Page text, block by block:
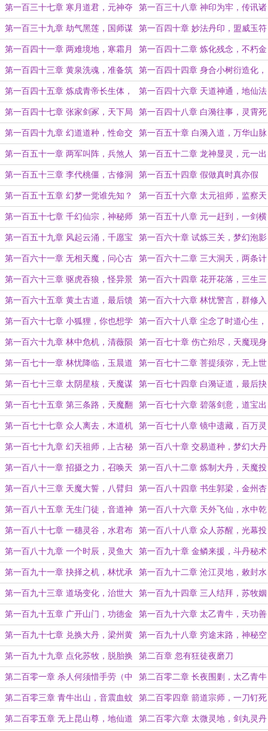
念 手
第一百三十七章 寒月道君，元神夺
舍
第一百三十八章 神印为牢，传讯诸
州
第一百三十九章 劫气黑莲，国师谋
划
第一百四十章 妙法丹印，盟威玉符
第一百四十一章 两难境地，寒霜月
露
第一百四十二章 炼化残念，不朽金
性
第一百四十三章 黄泉洗魂，准备筑
基
第一百四十四章 身合小树衍造化，
一声惊雷辟道机
第一百四十五章 炼成青帝长生体，
筑就无上大道基
第一百四十六章 天道神通，地仙法
门
第一百四十七章 张家剑冢，天下局
势
第一百四十八章 白漪往事，灵霄死
因
第一百四十九章 幻道道种，性命交
修
第一百五十章 白漪入道，万华山脉
第一百五十一章 两军叫阵，兵煞人
傀
第一百五十二章 龙神显灵，元一出
手
第一百五十三章 李代桃僵，古修洞
府
第一百五十四章 假做真时真亦假
第一百五十五章 幻梦一觉谁先知？ 第一百五十六章 太元祖师，监察天
地
第一百五十七章 千幻仙宗，神秘师
姐
第一百五十八章 元一赶到，一剑横
空
第一百五十九章 风起云涌，千愿宝
树
第一百六十章 试炼三关，梦幻泡影
第一百六十一章 无相天魔，问心古
路
第一百六十二章 三大洞天，两条计
策
第一百六十三章 驱虎吞狼，怪异景
象
第一百六十四章 花开花落，三生三
世
第一百六十五章 黄土古道，最后馈
赠
第一百六十六章 林忧警言，群修入
山
第一百六十七章 小狐狸，你也想学
长生之道吗？
第一百六十八章 尘念了时道心生，
抚顶授法因缘成
第一百六十九章 林中危机，清薇陨
落
第一百七十章 伤亡殆尽，天魔现身
第一百七十一章 林忧降临，玉晨道
君？
第一百七十二章 菩提须弥，无上世
尊
第一百七十三章 太阴星核，天魔谋
划
第一百七十四章 白漪证道，最后抉
择
第一百七十五章 第三条路，天魔翻
脸
第一百七十六章 碧落剑意，道宝出
世
第一百七十七章 众人离去，木道机
缘
第一百七十八章 镜中遗藏，百万灵
机
第一百七十九章 幻天祖师，上古秘
辛
第一百八十章 交易道种，梦幻大丹
第一百八十一章 招摄之力，召唤天
魔
第一百八十二章 炼制大丹，天魔投
效
第一百八十三章 天魔大誓，八臂归
服
第一百八十四章 书生郭梁，金州杏
林
第一百八十五章 无生门徒，音道神
通
第一百八十六章 天外飞仙，水中乾
坤
第一百八十七章 一穗灵谷，水君布
置（道友们，求月票！）
第一百八十八章 众人苏醒，光幕投
影
第一百八十九章 一个时辰，灵鱼大
阵
第一百九十章 金鳞来援，斗丹秘术
第一百九十一章 抉择之机，林忧承
诺
第一百九十二章 沧江灵地，敕封水
君（下一章中午前补上）
第一百九十三章 道场变化，治世大
同
第一百九十四章 三人结拜，苏牧姻
缘
第一百九十五章 广开山门，功德金
榜
第一百九十六章 太乙青牛，天功善
德
第一百九十七章 兑换大丹，梁州黄
家
第一百九十八章 穷途末路，神秘空
间
第一百九十九章 点化苏牧，脱胎换
骨
第二百章 忽有狂徒夜磨刀
第二百零一章 杀人何须惜手劳（中
午加更一章）
第二百零二章 长夜围剿，太乙青牛
第二百零三章 青牛出山，音震血蚊 第二百零四章 箭道宗师，一刀钉死
第二百零五章 无上昆山尊，地仙道 第二百零六章 太微灵地，剑丸灵丹